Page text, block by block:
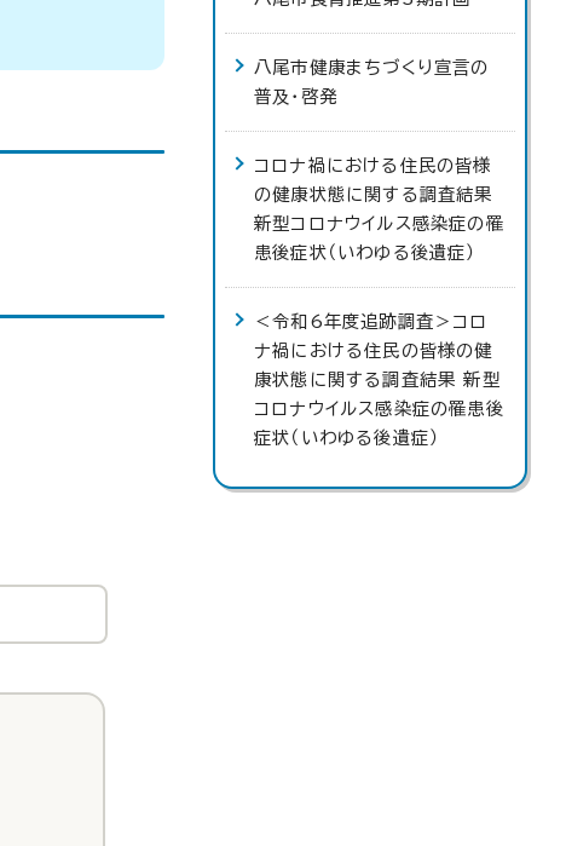
八尾市健康まちづくり宣言の
普及・啓発
コロナ禍における住民の皆様
の健康状態に関する調査結果
新型コロナウイルス感染症の罹
患後症状（いわゆる後遺症）
＜令和6年度追跡調査＞コロ
ナ禍における住民の皆様の健
康状態に関する調査結果 新型
コロナウイルス感染症の罹患後
症状（いわゆる後遺症）